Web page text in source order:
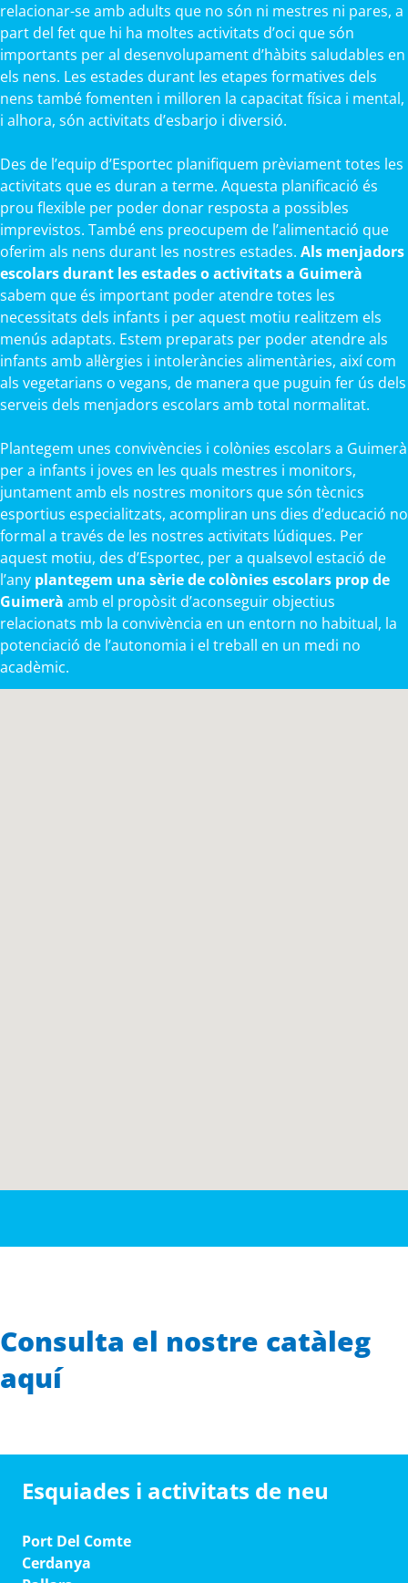
relacionar-se amb adults que no són ni mestres ni pares, a
part del fet que hi ha moltes activitats d’oci que són
importants per al desenvolupament d’hàbits saludables en
els nens. Les estades durant les etapes formatives dels
nens també fomenten i milloren la capacitat física i mental,
i alhora, són activitats d’esbarjo i diversió.
Des de l’equip d’Esportec planifiquem prèviament totes les
activitats que es duran a terme. Aquesta planificació és
prou flexible per poder donar resposta a possibles
imprevistos. També ens preocupem de l’alimentació que
oferim als nens durant les nostres estades. Als menjadors
escolars durant les estades o activitats a Guimerà
sabem que és important poder atendre totes les
necessitats dels infants i per aquest motiu realitzem els
menús adaptats. Estem preparats per poder atendre als
infants amb al·lèrgies i intoleràncies alimentàries, així com
als vegetarians o vegans, de manera que puguin fer ús dels
serveis dels menjadors escolars amb total normalitat.
Plantegem unes convivències i colònies escolars a Guimerà
per a infants i joves en les quals mestres i monitors,
juntament amb els nostres monitors que són tècnics
esportius especialitzats, acompliran uns dies d’educació no
formal a través de les nostres activitats lúdiques. Per
aquest motiu, des d’Esportec, per a qualsevol estació de
l’any plantegem una sèrie de colònies escolars prop de
Guimerà amb el propòsit d’aconseguir objectius
relacionats mb la convivència en un entorn no habitual, la
potenciació de l’autonomia i el treball en un medi no
acadèmic.
Consulta el nostre catàleg
aquí
Esquiades i activitats de neu
Port Del Comte
Cerdanya